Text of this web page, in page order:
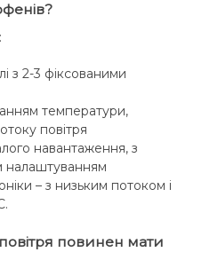
з 2-3 фіксованими
температури,
повітря
навантаження, з
налаштуванням
– з низьким потоком і
повинен мати